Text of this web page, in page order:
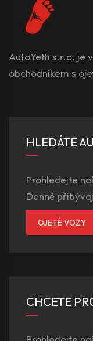
AutoYetti s.r.o. je
obchodníkem s
HLEDÁTE
Prohledejte
Denně
OJETÉ VOZY
CHCETE